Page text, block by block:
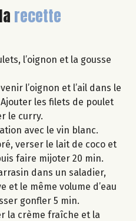
recette
l’oignon et la gousse
l’oignon et l’ail dans le
les filets de poulet
le curry.
avec le vin blanc.
verser le lait de coco et
faire mijoter 20 min.
dans un saladier,
et le même volume d’eau
gonfler 5 min.
la crème fraîche et la